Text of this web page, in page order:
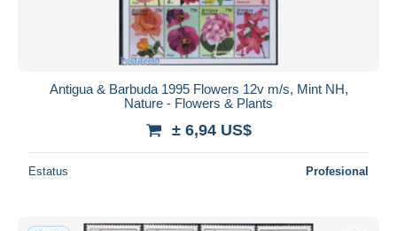
Antigua & Barbuda 1995 Flowers 12v m/s, Mint NH,
Nature - Flowers & Plants
± 6,94 US$
Estatus Profesional